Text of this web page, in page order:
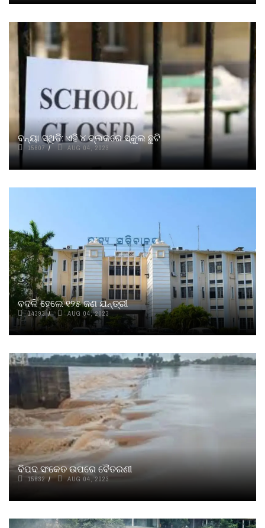
ବନ୍ୟା ସ୍ଥିତି: ଏହି ୪ ବ୍ଲକରେ ସ୍କୁଲ ଛୁଟି
15607 AUG 04, 2023
ବଦଳି ହେଲେ ୧୨୫ ଜଣ ଯନ୍ତ୍ରୀ
14393 AUG 04, 2023
ବିପଦ ସଂକେତ ଉପରେ ବୈତରଣୀ
15632 AUG 04, 2023